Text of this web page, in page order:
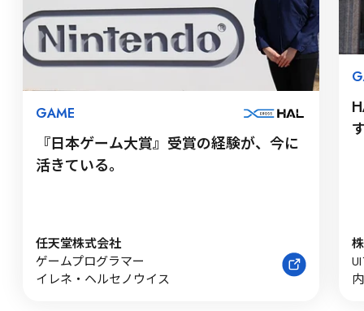
GAME
『日本ゲーム大賞』受賞の経験が、今に
活きている。
任天堂株式会社
ゲームプログラマー
イレネ・ヘルセノウイス